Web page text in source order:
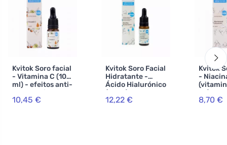
Kvitok Soro facial
- Vitamina C (10
ml) - efeitos anti-
envelhecimento
10,45 €
Kvitok Soro Facial
Hidratante -
Ácido Hialurónico
(10 ml) -
Hidratação
12,22 €
Kvitok
-
ml) -
com
8,70 €